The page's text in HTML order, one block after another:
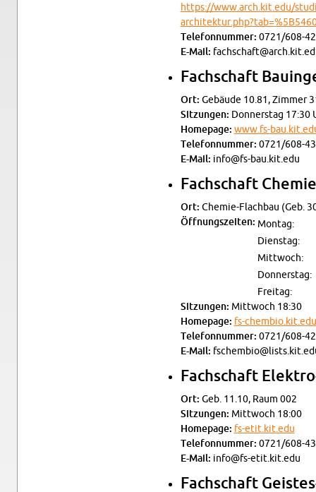
https://​www.​arch.​kit.​edu/​
Te­le­fon­num­mer: 0721/608-
E-Mail:
Fach­schaft
Ort: Ge­bäu­de 10.81, Zim­mer
Sit­zun­gen: Don­ners­tag 17:30
Home­page: www.​fs-​
Te­le­fon­num­mer: 0721/608-
E-Mail: info@​fs-​bau.​kit.​edu
Fach­schaft
Ort: Che­mie-Flach­bau (Geb.
Öff­nungs­zei­ten: Mon­tag:
Diens­tag:
Mitt­woch:
Don­ners­tag:
Frei­tag:
Sit­zun­gen: Mitt­woch 18:30
Home­page: fs-​chembio.​kit.​edu
Te­le­fon­num­mer: 0721/608-
E-Mail:
Fach­schaft
Ort: Geb. 11.10, Raum 002
Sit­zun­gen: Mitt­woch 18:00
Home­page: fs-​etit.​kit.​edu
Te­le­fon­num­mer: 0721/608-
E-Mail: info@​fs-​etit.​kit.​edu
Fach­schaft